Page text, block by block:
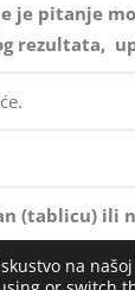
pitanje
rezultata,
(tablicu) ili
radni plan
na